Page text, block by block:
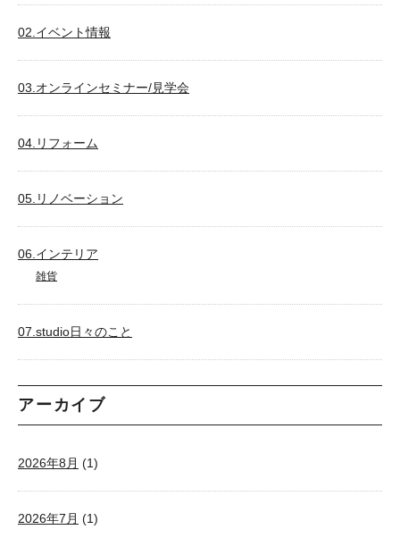
02.イベント情報
03.オンラインセミナー/見学会
04.リフォーム
05.リノベーション
06.インテリア
雑貨
07.studio日々のこと
アーカイブ
2026年8月 (1)
2026年7月 (1)